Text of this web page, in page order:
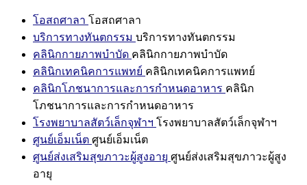
โอสถศาลา โอสถศาลา
บริการทางทันตกรรม บริการทางทันตกรรม
คลินิกกายภาพบำบัด คลินิกกายภาพบำบัด
คลินิกเทคนิคการแพทย์ คลินิกเทคนิคการแพทย์
คลินิกโภชนาการและการกำหนดอาหาร คลินิก
โภชนาการและการกำหนดอาหาร
โรงพยาบาลสัตว์เล็กจุฬาฯ โรงพยาบาลสัตว์เล็กจุฬาฯ
ศูนย์เอ็มเน็ต ศูนย์เอ็มเน็ต
ศูนย์ส่งเสริมสุขภาวะผู้สูงอายุ ศูนย์ส่งเสริมสุขภาวะผู้สูง
อายุ